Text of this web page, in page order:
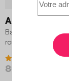
Aramis
Barbecue gaz 2
roues, tablettes et
4.2
89,99 €